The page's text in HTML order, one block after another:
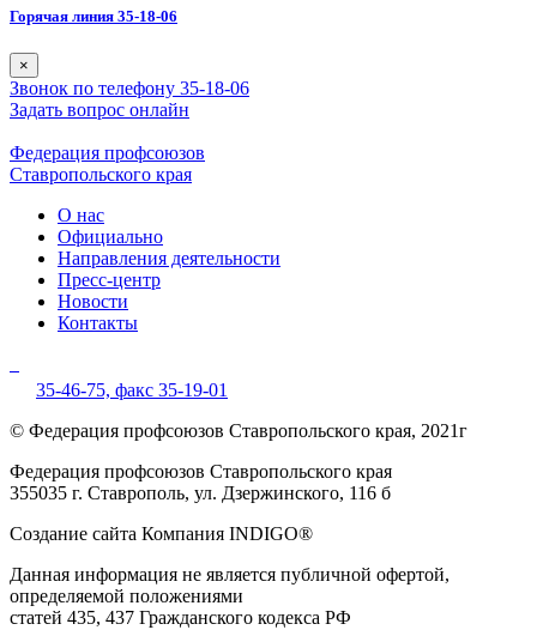
Горячая линия 35-18-06
×
Звонок по телефону 35-18-06
Задать вопрос онлайн
Федерация профсоюзов
Ставропольского края
О нас
Официально
Направления деятельности
Пресс-центр
Новости
Контакты
35-46-75, факс 35-19-01
© Федерация профсоюзов Ставропольского края, 2021г
Федерация профсоюзов Ставропольского края
355035 г. Ставрополь, ул. Дзержинского, 116 б
Создание сайта Компания INDIGO®
Данная информация не является публичной офертой,
определяемой положениями
статей 435, 437 Гражданского кодекса РФ